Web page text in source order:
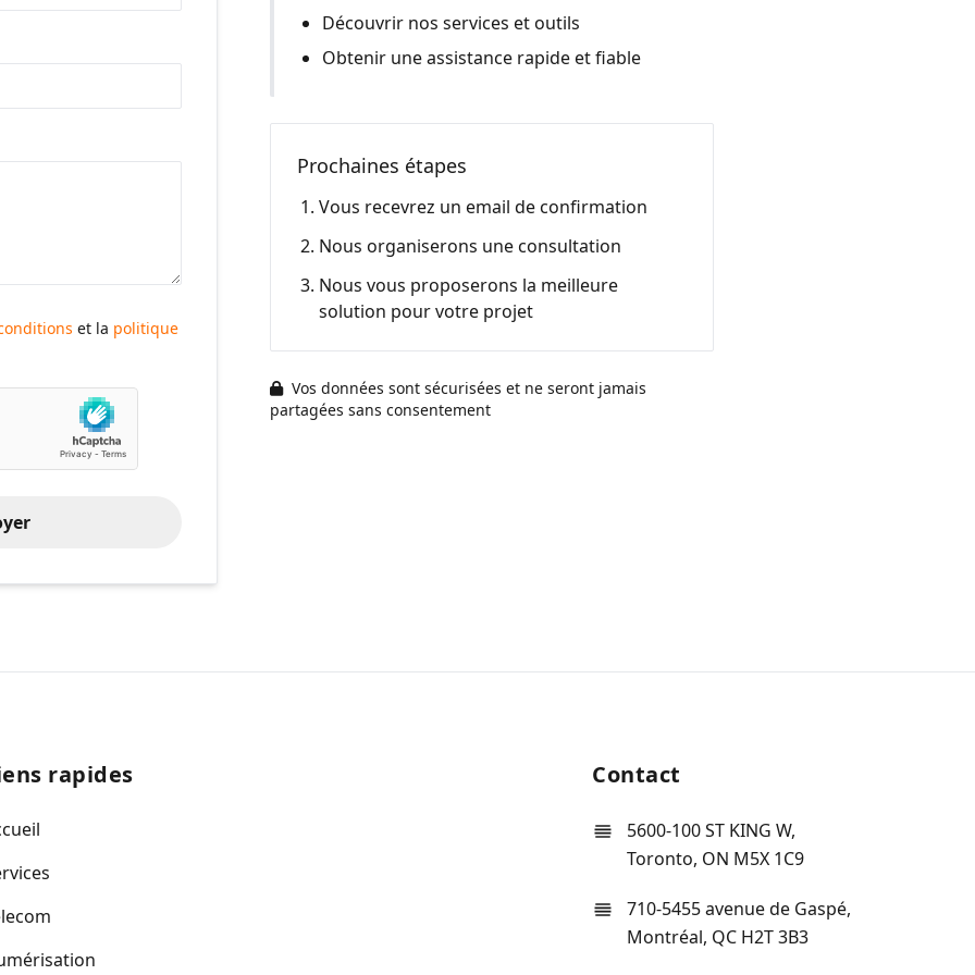
et la politique
Découvrir nos services et outils
Obtenir une assistance rapide et fiable
Prochaines étapes
Vous recevrez un email de confirmation
Nous organiserons une consultation
Nous vous proposerons la meilleure
solution pour votre projet
Vos données sont sécurisées et ne seront jamais
partagées sans consentement
rapides Contact
5600-100 ST KING W,
Toronto, ON M5X 1C9
710-5455 avenue de Gaspé,
Montréal, QC H2T 3B3